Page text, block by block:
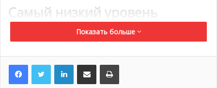
Самый низкий уровень
рождаемости с 1985 года
скромным — 0,4%в 2021 году после 0,9% в 2020 году.
Показать больше
LinkedInПоделиться по электронной почте Распечатать